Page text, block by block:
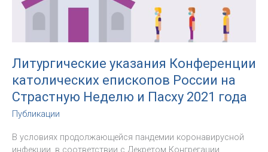
благословения
елеев
Литургические указания Конференции
католических епископов России на
Страстную Неделю и Пасху 2021 года
Публикации
В условиях продолжающейся пандемии коронавирусной
инфекции, в соответствии с Декретом Конгрегации